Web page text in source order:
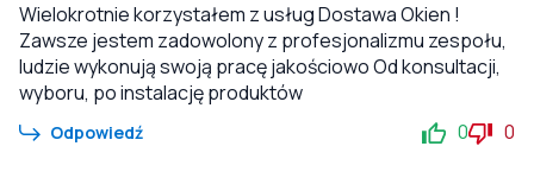
Wielokrotnie korzystałem z usług Dostawa Okien !
Zawsze jestem zadowolony z profesjonalizmu zespołu,
ludzie wykonują swoją pracę jakościowo Od konsultacji,
wyboru, po instalację produktów
Odpowiedź 0 0